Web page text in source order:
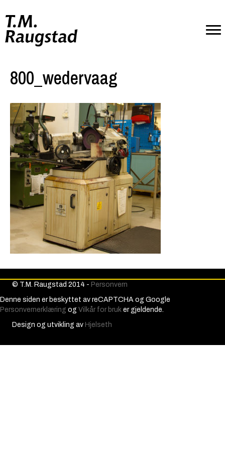
800_wedervaag
© T.M. Raugstad 2014 - Personvern
Denne siden er beskyttet av reCAPTCHA og Google
Personvernerklæring og Vilkår for bruk er gjeldende.
Design og utvikling av Hjelseth